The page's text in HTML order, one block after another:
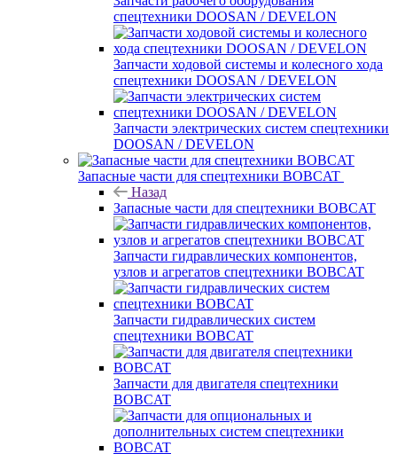
спецтехники DOOSAN / DEVELON
Запчасти ходовой системы и колесного хода
спецтехники DOOSAN / DEVELON
Запчасти электрических систем спецтехники
DOOSAN / DEVELON
Запасные части для спецтехники BOBCAT
Назад
Запасные части для спецтехники BOBCAT
Запчасти гидравлических компонентов,
узлов и агрегатов спецтехники BOBCAT
Запчасти гидравлических систем
спецтехники BOBCAT
Запчасти для двигателя спецтехники
BOBCAT